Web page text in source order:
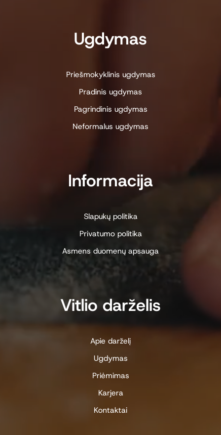
Ugdymas
Priešmokyklinis ugdymas
Pradinis ugdymas
Pagrindinis ugdymas
Neformalus ugdymas
Informacija
Slapukų politika
Privatumo politika
Asmens duomenų apsauga
Vitlio darželis
Apie darželį
Ugdymas
Priėmimas
Karjera
Kontaktai